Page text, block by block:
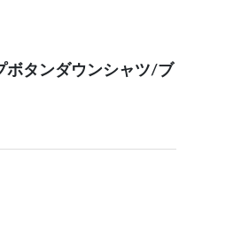
ボタンダウンシャツ/ブ